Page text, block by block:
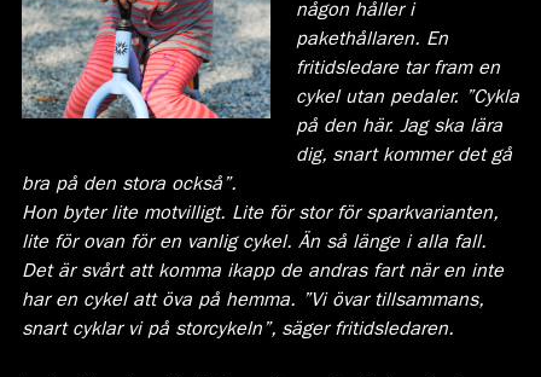
någon håller i
pakethållaren. En
fritidsledare tar fram en
cykel utan pedaler. ”Cykla
på den här. Jag ska lära
dig, snart kommer det gå
bra på den stora också”.
Hon byter lite motvilligt. Lite för stor för sparkvarianten,
lite för ovan för en vanlig cykel. Än så länge i alla fall.
Det är svårt att komma ikapp de andras fart när en inte
har en cykel att öva på hemma. ”Vi övar tillsammans,
snart cyklar vi på storcykeln”, säger fritidsledaren.